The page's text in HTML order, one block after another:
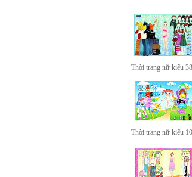
Thời trang nữ kiểu
Thời trang nữ kiểu